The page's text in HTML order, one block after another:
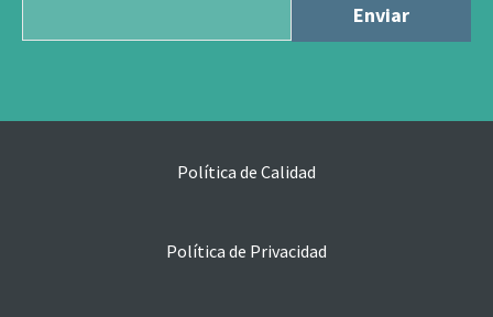
Política de Calidad
Política de Privacidad